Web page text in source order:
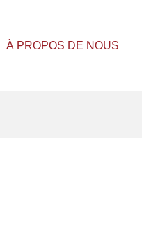
À PROPOS DE NOUS